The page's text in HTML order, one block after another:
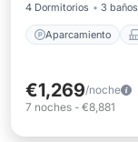
4 Dormitorios
3 baños
Aparcamiento
€1,269/noche
7 noches - €8,881